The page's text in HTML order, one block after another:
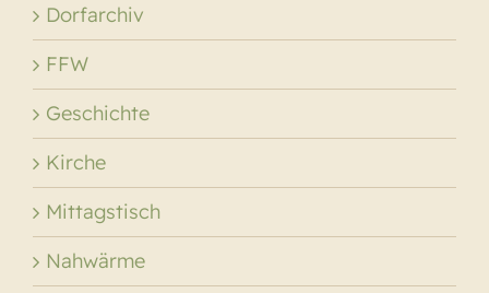
Dorfarchiv
FFW
Geschichte
Kirche
Mittagstisch
Nahwärme